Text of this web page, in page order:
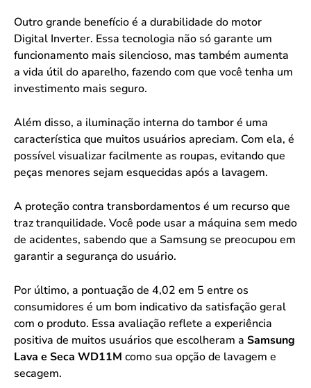
Outro grande benefício é a durabilidade do motor
Digital Inverter. Essa tecnologia não só garante um
funcionamento mais silencioso, mas também aumenta
a vida útil do aparelho, fazendo com que você tenha um
investimento mais seguro.
Além disso, a iluminação interna do tambor é uma
característica que muitos usuários apreciam. Com ela, é
possível visualizar facilmente as roupas, evitando que
peças menores sejam esquecidas após a lavagem.
A proteção contra transbordamentos é um recurso que
traz tranquilidade. Você pode usar a máquina sem medo
de acidentes, sabendo que a Samsung se preocupou em
garantir a segurança do usuário.
Por último, a pontuação de 4,02 em 5 entre os
consumidores é um bom indicativo da satisfação geral
com o produto. Essa avaliação reflete a experiência
positiva de muitos usuários que escolheram a Samsung
Lava e Seca WD11M como sua opção de lavagem e
secagem.